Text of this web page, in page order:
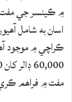
۾ ڪينسر جي
اسان به شامل
ڪراچي ۾ موجود
مفت ۾ فراهم ڪري